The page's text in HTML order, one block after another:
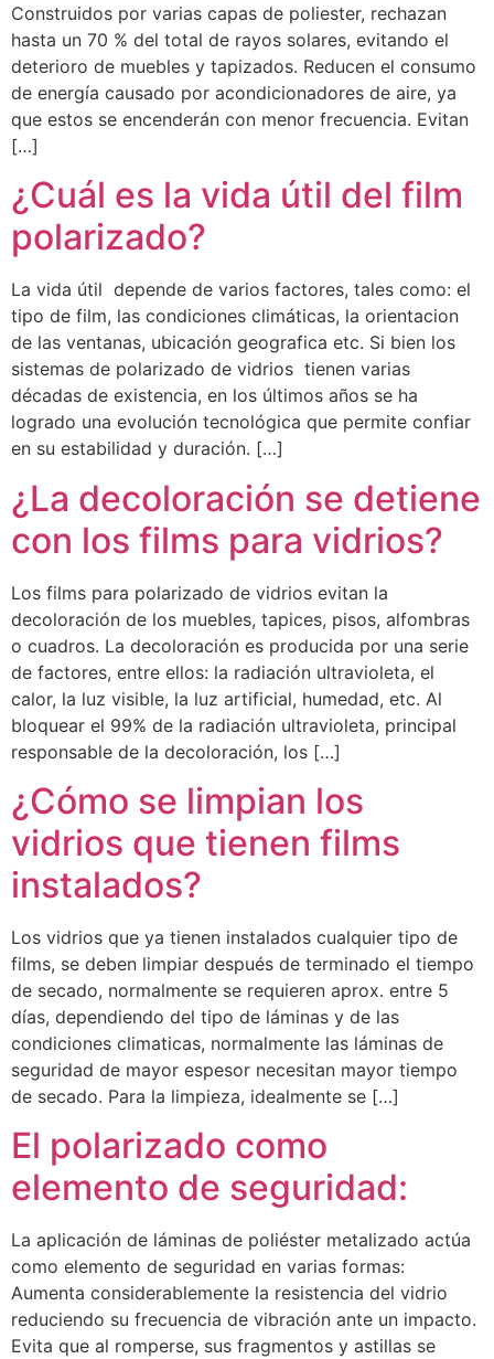
Construidos por varias capas de poliester, rechazan
hasta un 70 % del total de rayos solares, evitando el
deterioro de muebles y tapizados. Reducen el consumo
de energía causado por acondicionadores de aire, ya
que estos se encenderán con menor frecuencia. Evitan
[…]
¿Cuál es la vida útil del film
polarizado?
La vida útil depende de varios factores, tales como: el
tipo de film, las condiciones climáticas, la orientacion
de las ventanas, ubicación geografica etc. Si bien los
sistemas de polarizado de vidrios tienen varias
décadas de existencia, en los últimos años se ha
logrado una evolución tecnológica que permite confiar
en su estabilidad y duración. […]
¿La decoloración se detiene
con los films para vidrios?
Los films para polarizado de vidrios evitan la
decoloración de los muebles, tapices, pisos, alfombras
o cuadros. La decoloración es producida por una serie
de factores, entre ellos: la radiación ultravioleta, el
calor, la luz visible, la luz artificial, humedad, etc. Al
bloquear el 99% de la radiación ultravioleta, principal
responsable de la decoloración, los […]
¿Cómo se limpian los
vidrios que tienen films
instalados?
Los vidrios que ya tienen instalados cualquier tipo de
films, se deben limpiar después de terminado el tiempo
de secado, normalmente se requieren aprox. entre 5
días, dependiendo del tipo de láminas y de las
condiciones climaticas, normalmente las láminas de
seguridad de mayor espesor necesitan mayor tiempo
de secado. Para la limpieza, idealmente se […]
El polarizado como
elemento de seguridad:
La aplicación de láminas de poliéster metalizado actúa
como elemento de seguridad en varias formas:
Aumenta considerablemente la resistencia del vidrio
reduciendo su frecuencia de vibración ante un impacto.
Evita que al romperse, sus fragmentos y astillas se